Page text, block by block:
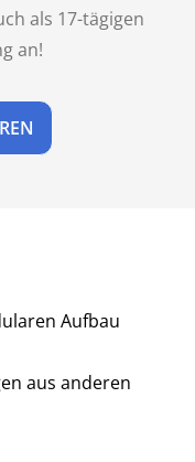
als 17-tägigen
an!
Aufbau
aus anderen